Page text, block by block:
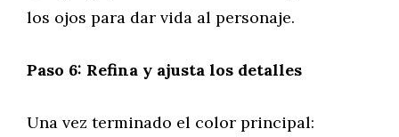
los ojos para dar vida al personaje.
Paso 6: Refina y ajusta los detalles
Una vez terminado el color principal: